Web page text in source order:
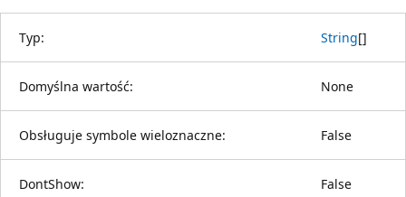
Typ: String[]
Domyślna wartość: None
Obsługuje symbole wieloznaczne: False
DontShow: False